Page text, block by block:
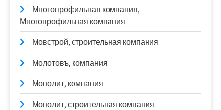
Многопрофильная компания,
Многопрофильная компания
Мовстрой, строительная компания
Молотовъ, компания
Монолит, компания
Монолит, строительная компания